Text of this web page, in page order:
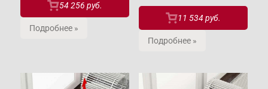
54 256 руб.
Подробнее »
11 534 руб.
Подробнее »